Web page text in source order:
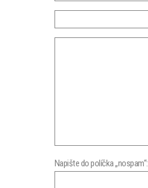
Napište do políčka „nospam“: